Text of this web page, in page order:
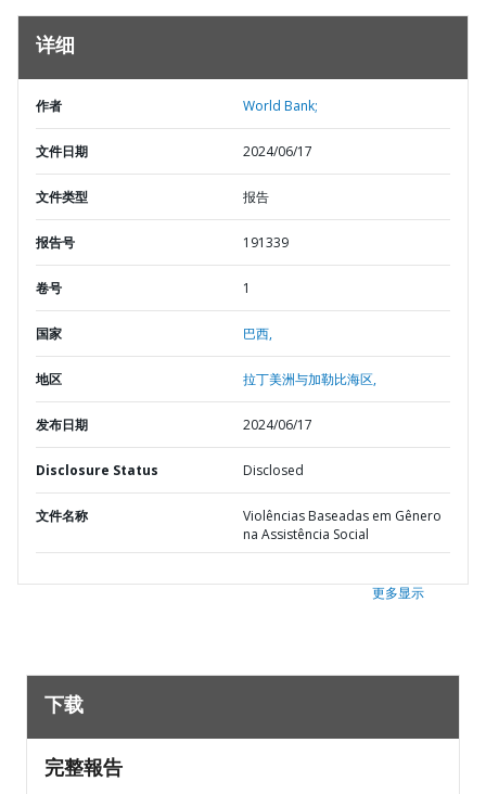
详细
作者 World Bank;
文件日期 2024/06/17
文件类型 报告
报告号 191339
卷号 1
国家 巴西,
地区 拉丁美洲与加勒比海区,
发布日期 2024/06/17
Disclosure Status Disclosed
文件名称
Violências Baseadas em Gênero
na Assistência Social
更多显示
下载
完整報告